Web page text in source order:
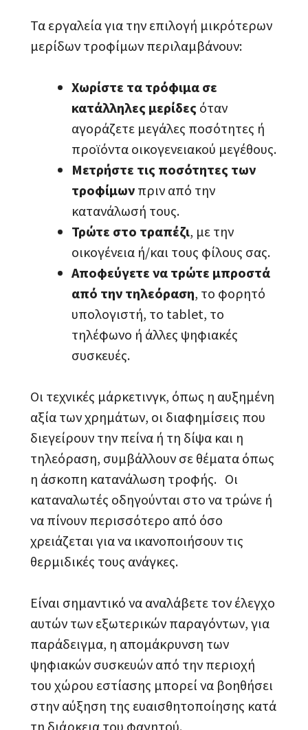
Τα εργαλεία για την επιλογή μικρότερων
μερίδων τροφίμων περιλαμβάνουν:
Χωρίστε τα τρόφιμα σε
κατάλληλες μερίδες όταν
αγοράζετε μεγάλες ποσότητες ή
προϊόντα οικογενειακού μεγέθους.
Μετρήστε τις ποσότητες των
τροφίμων πριν από την
κατανάλωσή τους.
Τρώτε στο τραπέζι, με την
οικογένεια ή/και τους φίλους σας.
Αποφεύγετε να τρώτε μπροστά
από την τηλεόραση, το φορητό
υπολογιστή, το tablet, το
τηλέφωνο ή άλλες ψηφιακές
συσκευές.
Οι τεχνικές μάρκετινγκ, όπως η αυξημένη
αξία των χρημάτων, οι διαφημίσεις που
διεγείρουν την πείνα ή τη δίψα και η
τηλεόραση, συμβάλλουν σε θέματα όπως
η άσκοπη κατανάλωση τροφής. Οι
καταναλωτές οδηγούνται στο να τρώνε ή
να πίνουν περισσότερο από όσο
χρειάζεται για να ικανοποιήσουν τις
θερμιδικές τους ανάγκες.
Είναι σημαντικό να αναλάβετε τον έλεγχο
αυτών των εξωτερικών παραγόντων, για
παράδειγμα, η απομάκρυνση των
ψηφιακών συσκευών από την περιοχή
του χώρου εστίασης μπορεί να βοηθήσει
στην αύξηση της ευαισθητοποίησης κατά
τη διάρκεια του φαγητού.